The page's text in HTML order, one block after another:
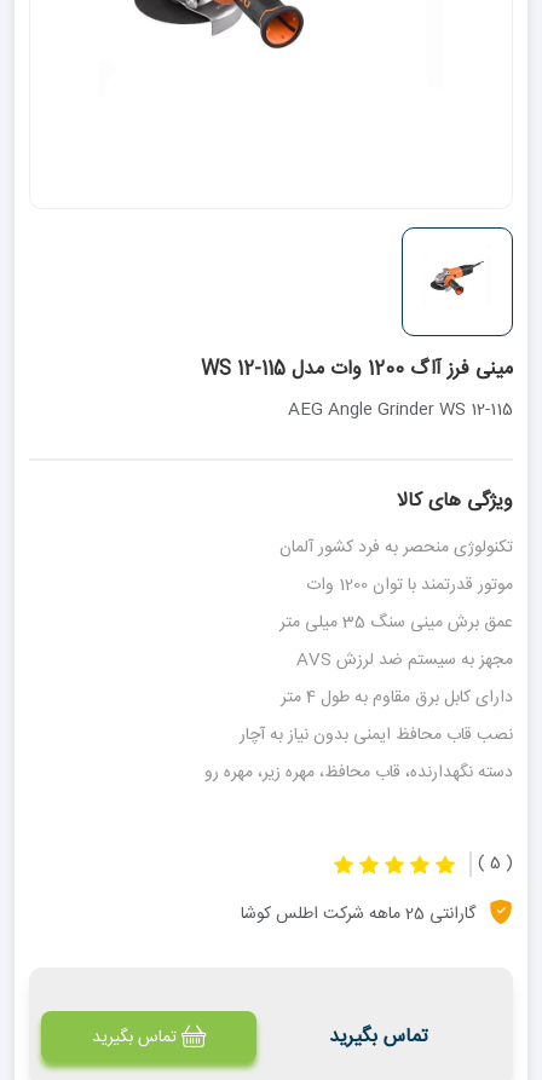
مینی فرز آاگ 1200 وات مدل WS 12-115
AEG Angle Grinder WS 12-115
ویژگی های کالا
تکنولوژی منحصر به فرد کشور آلمان
موتور قدرتمند با توان 1200 وات
عمق برش مینی سنگ 35 میلی متر
مجهز به سیستم ضد لرزش AVS
دارای کابل برق مقاوم به طول 4 متر
نصب قاب محافظ ایمنی بدون نیاز به آچار
دسته نگهدارنده، قاب محافظ، مهره زیر، مهره رو
( 5 )
گارانتی 25 ماهه شرکت اطلس کوشا
تماس بگیرید تماس بگیرید